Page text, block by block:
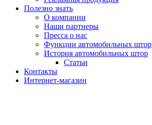
Полезно знать
О компании
Наши партнеры
Пресса о нас
Функции автомобильных штор
История автомобильных штор
Статьи
Контакты
Интернет-магазин